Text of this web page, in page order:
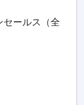
セールス（全